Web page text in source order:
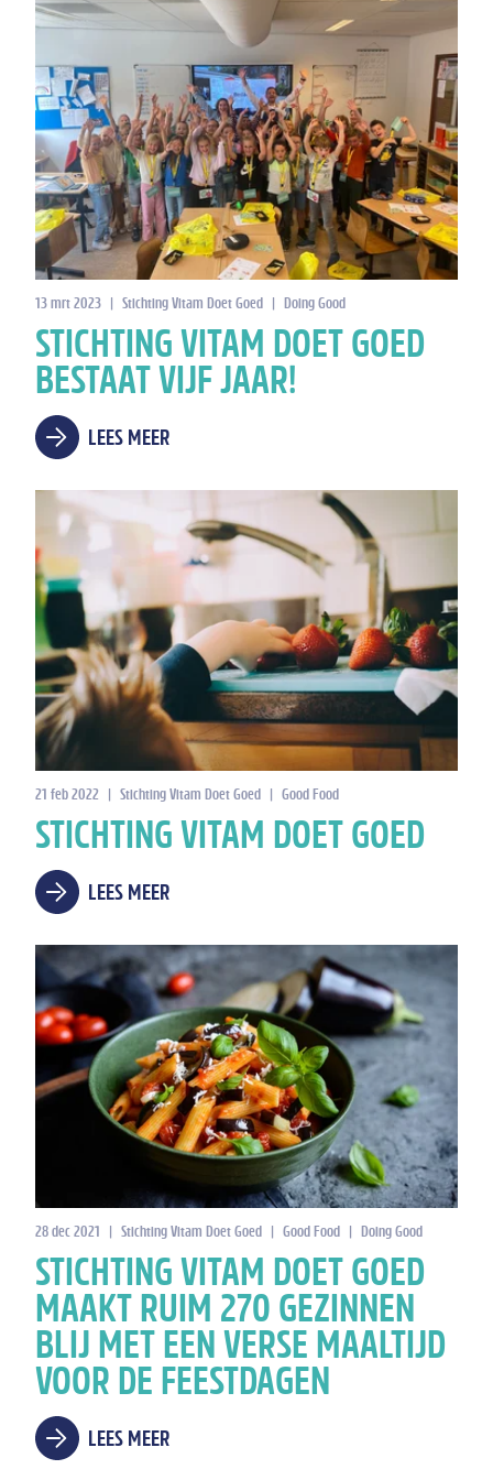
13 mrt 2023 | Stichting Vitam Doet Goed | Doing Good
STICHTING VITAM DOET GOED
BESTAAT VIJF JAAR!
LEES MEER
21 feb 2022 | Stichting Vitam Doet Goed | Good Food
STICHTING VITAM DOET GOED
LEES MEER
28 dec 2021 | Stichting Vitam Doet Goed | Good Food | Doing Good
STICHTING VITAM DOET GOED
MAAKT RUIM 270 GEZINNEN
BLIJ MET EEN VERSE MAALTIJD
VOOR DE FEESTDAGEN
LEES MEER